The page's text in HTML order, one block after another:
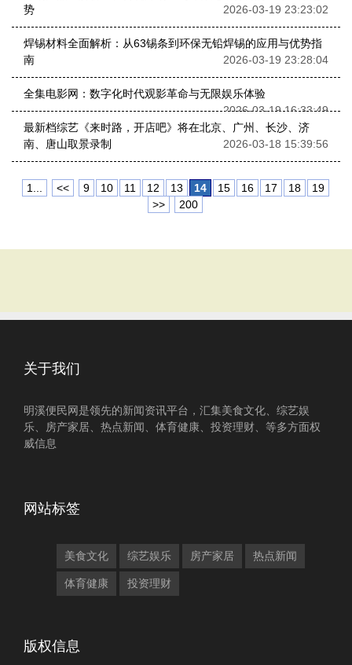
势
2026-03-19 23:23:02
焊锡材料全面解析：从63锡条到环保无铅焊锡的应用与优势指
南
2026-03-19 23:28:04
全集电影网：数字化时代观影革命与无限娱乐体验
2026-03-19 16:33:49
最新档综艺《来时路，开店吧》将在北京、广州、长沙、济
南、唐山取景录制
2026-03-18 15:39:56
1... << 9 10 11 12 13 14 15 16 17 18
19
>>
200
关于我们
明溪便民网是领先的新闻资讯平台，汇集美食文化、综艺娱
乐、房产家居、热点新闻、体育健康、投资理财、等多方面权
威信息
网站标签
美食文化 综艺娱乐 房产家居 热点新闻
体育健康 投资理财
版权信息